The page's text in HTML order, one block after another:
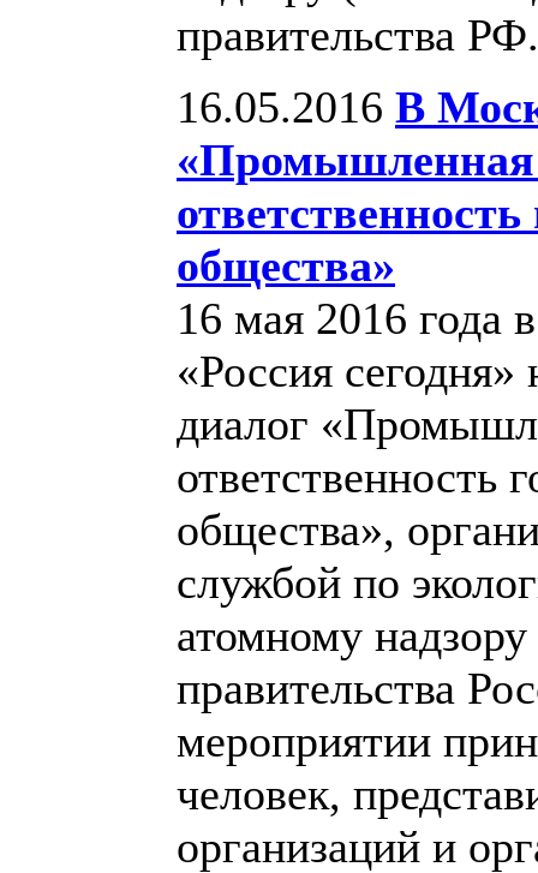
правительства
16.05.2016 В
«Промышленная
ответственность
общества»
16 мая 2016
«Россия
диалог
ответственность
общества»,
службой по
атомному
правительства
мероприятии
человек,
организаций и